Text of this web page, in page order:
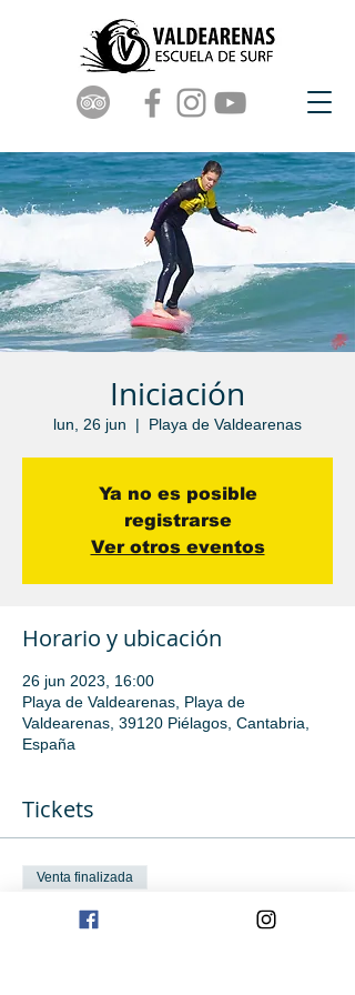
Iniciación
lun, 26 jun
  |
Playa de Valdearenas
Ya no es posible
registrarse
Ver otros eventos
Horario y ubicación
26 jun 2023, 16:00
Playa de Valdearenas, Playa de
Valdearenas, 39120 Piélagos, Cantabria,
España
Tickets
Venta finalizada
Tipo de entrada